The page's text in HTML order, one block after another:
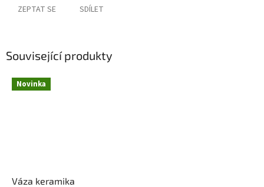
ZEPTAT SE SDÍLET
Související produkty
Novinka
Váza keramika